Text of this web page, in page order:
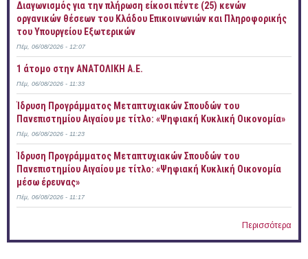
Διαγωνισμός για την πλήρωση είκοσι πέντε (25) κενών
οργανικών θέσεων του Κλάδου Επικοινωνιών και Πληροφορικής
του Υπουργείου Εξωτερικών
Πέμ, 06/08/2026 - 12:07
1 άτομο στην ΑΝΑΤΟΛΙΚΗ Α.Ε.
Πέμ, 06/08/2026 - 11:33
Ίδρυση Προγράμματος Μεταπτυχιακών Σπουδών του
Πανεπιστημίου Αιγαίου με τίτλο: «Ψηφιακή Κυκλική Οικονομία»
Πέμ, 06/08/2026 - 11:23
Ίδρυση Προγράμματος Μεταπτυχιακών Σπουδών του
Πανεπιστημίου Αιγαίου με τίτλο: «Ψηφιακή Κυκλική Οικονομία
μέσω έρευνας»
Πέμ, 06/08/2026 - 11:17
Περισσότερα